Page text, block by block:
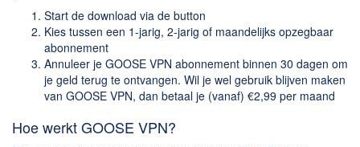
Start de download via de button
Kies tussen een 1-jarig, 2-jarig of maandelijks opzegbaar
abonnement
Annuleer je GOOSE VPN abonnement binnen 30 dagen om
je geld terug te ontvangen. Wil je wel gebruik blijven maken
van GOOSE VPN, dan betaal je (vanaf) €2,99 per maand
Hoe werkt GOOSE VPN?